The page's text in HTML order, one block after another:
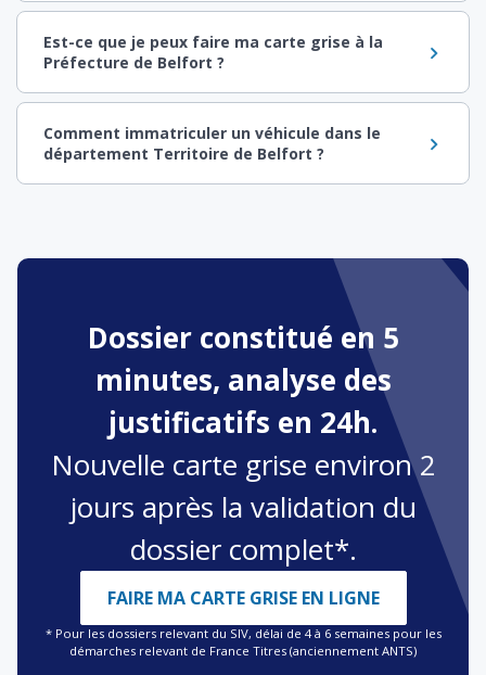
Est-ce que je peux faire ma carte grise à la
Préfecture de Belfort ?
Comment immatriculer un véhicule dans le
département Territoire de Belfort ?
Dossier constitué en 5
minutes, analyse des
justificatifs en 24h.
Nouvelle carte grise environ 2
jours après la validation du
dossier complet*.
FAIRE MA CARTE GRISE EN LIGNE
* Pour les dossiers relevant du SIV, délai de 4 à 6 semaines pour les
démarches relevant de France Titres (anciennement ANTS)